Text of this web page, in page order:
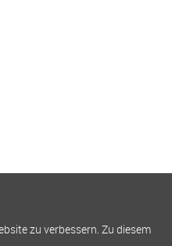
zu verbessern. Zu diesem